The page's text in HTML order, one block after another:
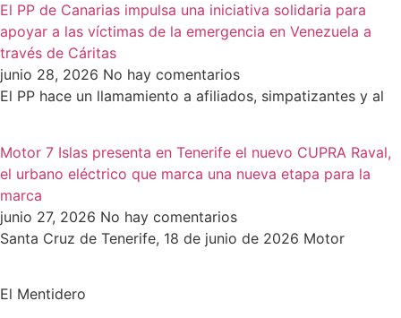
El PP de Canarias impulsa una iniciativa solidaria para
apoyar a las víctimas de la emergencia en Venezuela a
través de Cáritas
junio 28, 2026 No hay comentarios
El PP hace un llamamiento a afiliados, simpatizantes y al
Motor 7 Islas presenta en Tenerife el nuevo CUPRA Raval,
el urbano eléctrico que marca una nueva etapa para la
marca
junio 27, 2026 No hay comentarios
Santa Cruz de Tenerife, 18 de junio de 2026 Motor
El Mentidero